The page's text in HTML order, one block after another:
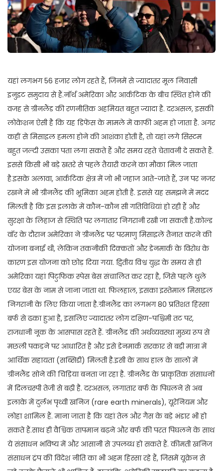
यहां लगभग 56 हजार लोग रहते हैं, जिनमें से ज्यादातर मूल निवासी
इनुइट समुदाय से हैं.नॉर्थ अमेरिका और आर्कटिक के बीच स्थित होने की
वजह से ग्रीनलैंड की रणनीतिक अहमियत बहुत ज्यादा है. दरअसल, इसकी
लोकेशन ऐसी है कि यह डिफेंस के मामले में काफी अहम हो जाता है. अगर
कहीं से मिसाइल हमला होने की आशंका होती है, तो यहां लगे सिस्टम
बहुत जल्दी उसका पता लगा सकते हैं और समय रहते चेतावनी दे सकते हैं.
इससे किसी भी बड़े खतरे से पहले तैयारी करने का मौका मिल जाता
है.इसके अलावा, आर्कटिक क्षेत्र में जो भी जहाज आते-जाते हैं, उन पर नजर
रखने में भी ग्रीनलैंड की भूमिका अहम होती है. इससे यह समझने में मदद
मिलती है कि इस इलाके में कौन-कौन सी गतिविधियां हो रही हैं और
सुरक्षा के लिहाज से स्थिति पर लगातार निगरानी रखी जा सकती है.कोल्ड
वॉर के दौरान अमेरिका ने ग्रीनलैंड पर परमाणु मिसाइलें तैनात करने की
योजना बनाई थी, लेकिन तकनीकी दिक्कतों और डेनमार्क के विरोध के
कारण इस योजना को छोड़ दिया गया. द्वितीय विश्व युद्ध के समय से ही
अमेरिका यहां पिटुफिक स्पेस बेस संचालित कर रहा है, जिसे पहले थुले
एयर बेस के नाम से जाना जाता था. फिलहाल, इसका इस्तेमाल मिसाइल
निगरानी के लिए किया जाता है.ग्रीनलैंड का लगभग 80 प्रतिशत हिस्सा
बर्फ से ढका हुआ है, इसलिए ज्यादातर लोग दक्षिण-पश्चिमी तट पर,
राजधानी नूक के आसपास रहते हैं. ग्रीनलैंड की अर्थव्यवस्था मुख्य रूप से
मछली पकड़ने पर आधारित है और इसे डेनमार्क सरकार से बड़ी मात्रा में
आर्थिक सहायता (सब्सिडी) मिलती है.इसी के साथ हाल के सालों में
ग्रीनलैंड सोने की चिड़िया बनता जा रहा है. ग्रीनलैंड के प्राकृतिक संसाधनों
में दिलचस्पी तेजी से बढ़ी है. दरअसल, लगातार बर्फ के पिघलने से अब
इलाके में दुर्लभ पृथ्वी खनिज (rare earth minerals), यूरेनियम और
लोहा शामिल हैं. माना जाता है कि यहां तेल और गैस के बड़े भंडार भी हो
सकते हैं.साथ ही वैश्विक तापमान बढ़ने और बर्फ की परत पिघलने के साथ
ये संसाधन भविष्य में और आसानी से उपलब्ध हो सकते हैं. कीमती खनिज
संसाधन ट्रंप की विदेश नीति का भी अहम हिस्सा रहे हैं, जिसमें यूक्रेन से